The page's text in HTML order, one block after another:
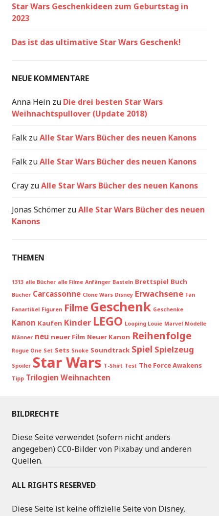
Star Wars Geschenkideen zum Geburtstag in
2023
Das ist das ultimative Star Wars Geschenk!
NEUE KOMMENTARE
Anna Hein zu Die drei besten Star Wars
Weihnachtspullover (Update 2018)
Falk zuAlle Star Wars Bücher des neuen Kanons
Falk zuAlle Star Wars Bücher des neuen Kanons
Cray zuAlle Star Wars Bücher des neuen Kanons
Jonas Schömer zuAlle Star Wars Bücher des neuen
Kanons
THEMEN
1313 alle Bücher alle Filme Anfänger Basteln Brettspiel Buch
Bücher Carcassonne Clone Wars Disney Erwachsene Fan
Fanartikel Figuren Filme Geschenk Geschenke
Kanon Kaufen Kinder LEGO Looping Louie Marvel Modelle
Männer neu neuer Film Neuer Kanon Reihenfolge
Rogue One Set Sets Snoke Soundtrack Spiel Spielzeug
Spoiler Star Wars T-Shirt Test The Force Awakens
Tipp Trilogien Weihnachten
BILDRECHTE
Diese Seite verwendet (sofern nicht anders
angegeben) CC0-Bilder von Pixabay und anderen
Quellen.
ALL RIGHTS RESERVED
Diese Seite ist keine offizielle Seite von Disney,